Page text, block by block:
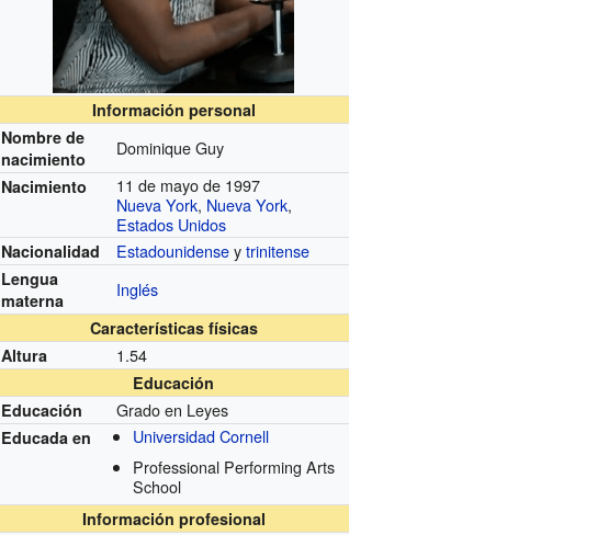
Información personal
Nombre de
nacimiento
Dominique Guy
Nacimiento
11 de mayo de 1997
Nueva York, Nueva York,
Estados Unidos
Nacionalidad Estadounidenseytrinitense
Lengua
materna
Inglés
Características físicas
Altura
1.54
Educación
Educación
Grado en Leyes
Educada en
Universidad Cornell
Professional Performing Arts
School
Información profesional